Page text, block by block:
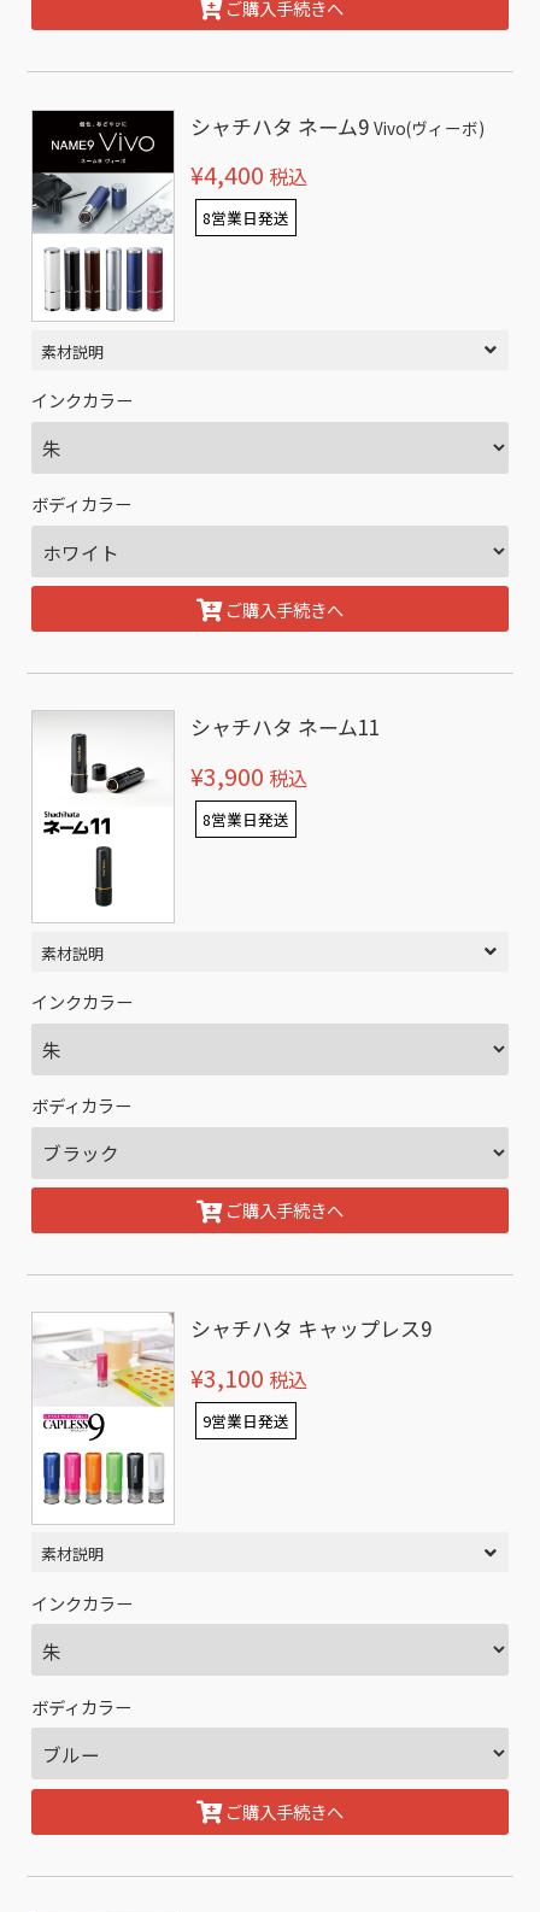
ご購入手続きへ
シャチハタ ネーム9Vivo(ヴィーボ)
¥4,400 税込
8営業日発送
素材説明
インクカラー
ボディカラー
ご購入手続きへ
シャチハタ ネーム11
¥3,900 税込
8営業日発送
素材説明
インクカラー
ボディカラー
ご購入手続きへ
シャチハタ キャップレス9
¥3,100 税込
9営業日発送
素材説明
インクカラー
ボディカラー
ご購入手続きへ